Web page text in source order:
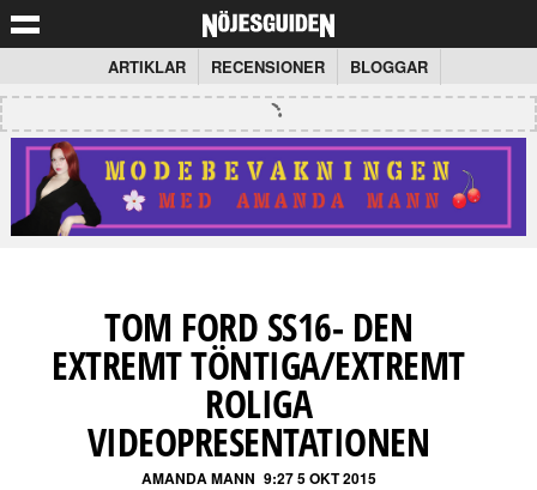
ARTIKLAR RECENSIONER BLOGGAR
TOM FORD SS16- DEN
EXTREMT TÖNTIGA/EXTREMT
ROLIGA
VIDEOPRESENTATIONEN
AMANDA MANN 9:27 5 OKT 2015